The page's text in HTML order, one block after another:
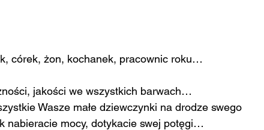
córek, żon, kochanek, pracownic roku…
jakości we wszystkich barwach…
Wasze małe dziewczynki na drodze swego
nabieracie mocy, dotykacie swej potęgi…